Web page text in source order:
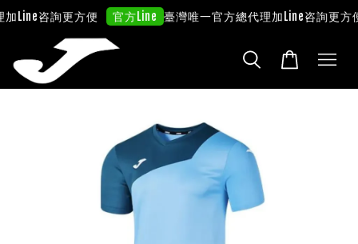
Line咨詢更方便 官方Line 臺灣唯一官方總代理加Line咨詢更方便